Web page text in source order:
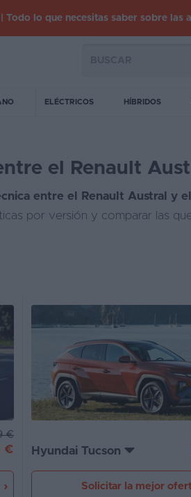
Todo lo que necesitas saber sobre las
ELÉCTRICOS HÍBRIDOS
el Renault
entre el Renault Austral y
por versión y comparar las
€
€ Hyundai Tucson
Solicitar la mejor